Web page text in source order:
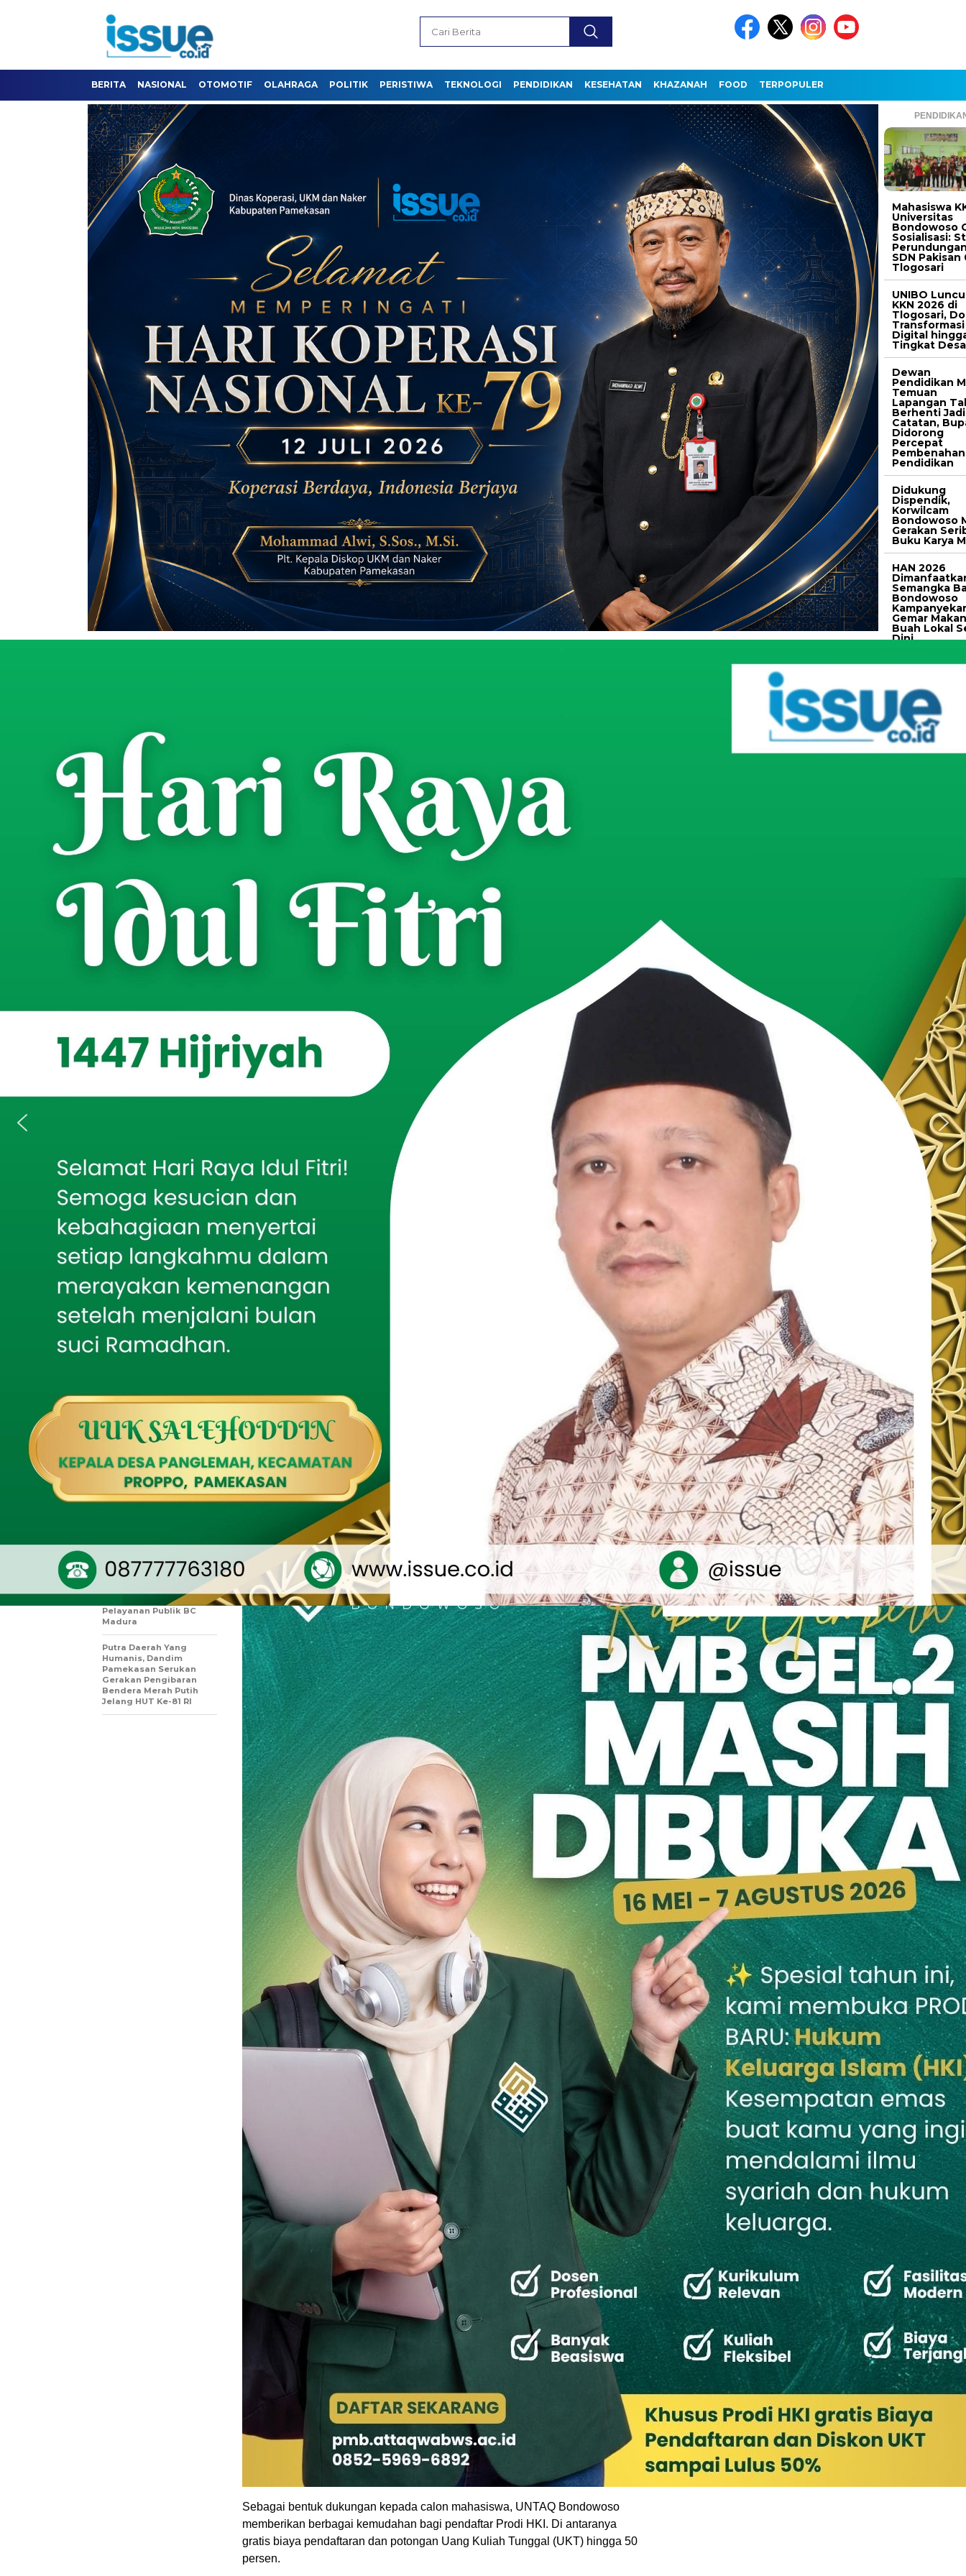
BERITA NASIONAL OTOMOTIF OLAHRAGA POLITIK PERISTIWA TEKNOLOGI PENDIDIKAN KESEHATAN KHAZANAH FOOD TERPOPULER
Mahasiswa
Universitas
Bondowoso
Sosialisasi:
SDN Pakisan
Tlogosari
UNIBO
KKN 2026 di
Tlogosari,
Transformasi
Digital
Tingkat Desa
Dewan
Pendidikan
Temuan
Lapangan
Berhenti Jadi
Catatan,
Didorong
Percepat
Pembenahan
Pendidikan
Didukung
Dispendik,
Korwilcam
Bondowoso
Gerakan
Buku Karya
HAN 2026
Semangka
Bondowoso
Gemar
Buah Lokal
Dini
Rifky Cha
Issue, Bondowoso —
Universitas At-Taqwa (UNTAQ) Bondowoso terus
menunjukkan komitmennya dalam meningkatkan kualitas pendidikan tinggi
dengan menghadirkan Program Studi (Prodi) S1 Hukum Keluarga Islam (HKI)
pada Penerimaan Mahasiswa Baru (PMB) Tahun Akademik 2026. Prodi baru
ini diharapkan menjadi pilihan bagi masyarakat yang ingin mendalami ilmu
hukum Islam sekaligus mempersiapkan diri menghadapi kebutuhan dunia
Wakil Rektor III Bidang Kemahasiswaan Universitas At-Taqwa Bondowoso,
Dr. Miftahus Salam, M.Pd.I, mengatakan PMB Gelombang II masih
berlangsung hingga 7 Agustus 2026. Ia mengajak lulusan SMA, SMK, MA
Menurutnya, pembukaan Prodi HKI merupakan langkah strategis kampus
dalam memperluas pilihan program studi sekaligus menjawab kebutuhan
masyarakat terhadap pendidikan tinggi berbasis keislaman yang berkualitas.
“Universitas At-Taqwa terus berinovasi dalam menghadirkan program
pendidikan yang relevan dengan perkembangan zaman. Prodi Hukum
Keluarga Islam menjadi salah satu bentuk komitmen kami dalam mencetak
lulusan yang kompeten dan berdaya saing,” ujarnya.
Sebagai bentuk dukungan kepada calon mahasiswa, UNTAQ Bondowoso
memberikan berbagai kemudahan bagi pendaftar Prodi HKI. Di antaranya
gratis biaya pendaftaran dan potongan Uang Kuliah Tunggal (UKT) hingga 50
persen.
Berita Terkait
Demi Air Bersih Warga,
Babinsa Larangan
Pantau Pengeboran
Sumur Setiap Tahap
Mahasiswa KKN
Universitas Bondowoso
Gelar Sosialisasi: Stop
Perundungan di SDN
Pakisan 05 Tlogosari
Bakti TNI AD Hadirkan
Air Bersih, Babinsa
Batumarmar Kawal
Pengeboran Sumur
208, Rayon Istimewa
IKSASS IKMASS
Kebangsaan tentang
Kepemimpinan Santri
Mahasiswa KKN Posko 64
Gelar Reboisasi
Mangrove di Pantai
Tembing sebagai Upaya
Pelestarian Lingkungan
Pembangunan RTLH
Audiensi Tak Ditemui,
GMB Pertanyakan
Pelayanan Publik BC
Madura
Putra Daerah Yang
Humanis, Dandim
Pamekasan Serukan
Gerakan Pengibaran
Bendera Merah Putih
Jelang HUT Ke-81 RI